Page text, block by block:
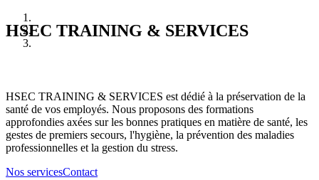
HSEC TRAINING & SERVICES
HSEC TRAINING & SERVICES est dédié à la préservation de la
santé de vos employés. Nous proposons des formations
approfondies axées sur les bonnes pratiques en matière de santé, les
gestes de premiers secours, l'hygiène, la prévention des maladies
professionnelles et la gestion du stress.
Nos servicesContact